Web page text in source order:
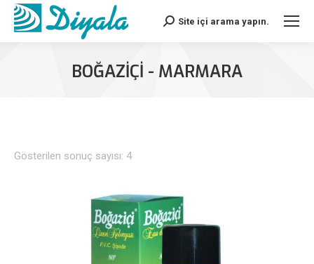
Search:Site içi arama yapın.
BOĞAZIÇI - MARMARA
Gösterilen sonuç sayısı: 4